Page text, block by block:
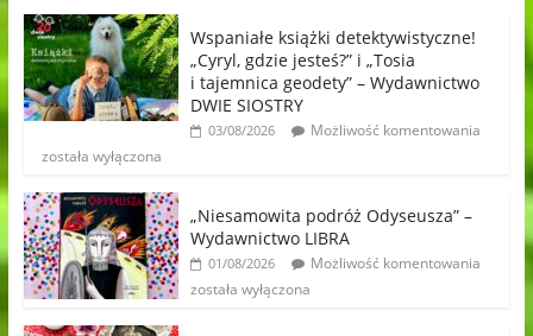
Wspaniałe książki detektywistyczne!
„Cyryl, gdzie jesteś?” i „Tosia
i tajemnica geodety” – Wydawnictwo
DWIE SIOSTRY
03/08/2026
Możliwość komentowania
została wyłączona
„Niesamowita podróż Odyseusza” –
Wydawnictwo LIBRA
01/08/2026
Możliwość komentowania
została wyłączona